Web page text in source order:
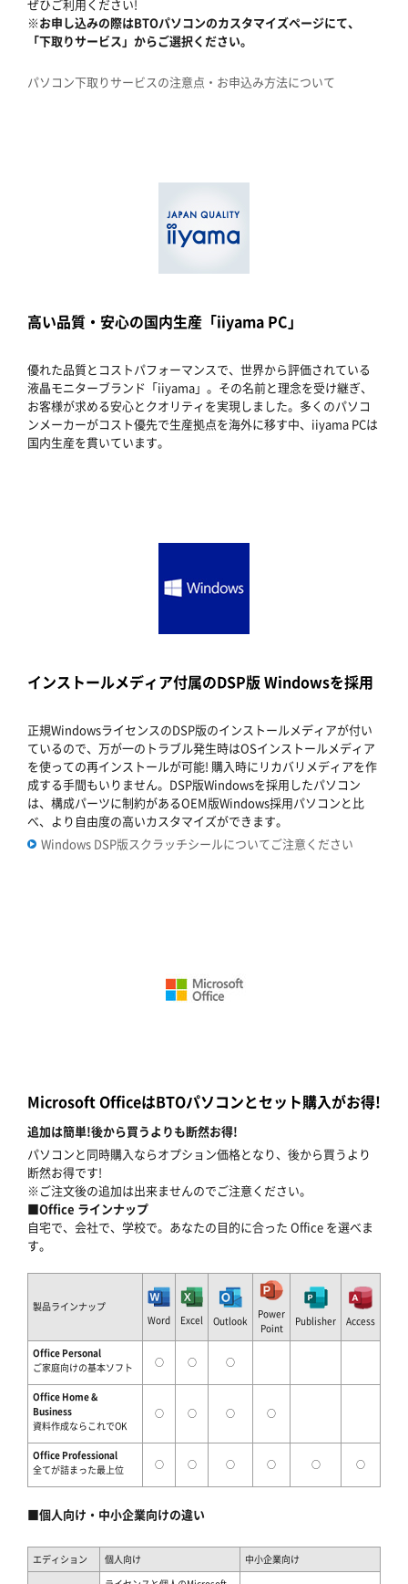
ぜひご利用ください!
※お申し込みの際はBTOパソコンのカスタマイズページにて、
「下取りサービス」からご選択ください。
パソコン下取りサービスの注意点・お申込み方法について
高い品質・安心の国内生産「iiyama PC」
優れた品質とコストパフォーマンスで、世界から評価されている
液晶モニターブランド「iiyama」。その名前と理念を受け継ぎ、
お客様が求める安心とクオリティを実現しました。多くのパソコ
ンメーカーがコスト優先で生産拠点を海外に移す中、iiyama PCは
国内生産を貫いています。
インストールメディア付属のDSP版 Windowsを採用
正規WindowsライセンスのDSP版のインストールメディアが付い
ているので、万が一のトラブル発生時はOSインストールメディア
を使っての再インストールが可能! 購入時にリカバリメディアを作
成する手間もいりません。DSP版Windowsを採用したパソコン
は、構成パーツに制約があるOEM版Windows採用パソコンと比
べ、より自由度の高いカスタマイズができます。
Windows DSP版スクラッチシールについてご注意ください
Microsoft OfficeはBTOパソコンとセット購入がお得!
追加は簡単!後から買うよりも断然お得!
パソコンと同時購入ならオプション価格となり、後から買うより
断然お得です!
※ご注文後の追加は出来ませんのでご注意ください。
■Office ラインナップ
自宅で、会社で、学校で。あなたの目的に合った Office を選べま
す。
製品ラインナップ
Word
Excel Outlook
Power
Point
Publisher Access
Office Personal
ご家庭向けの基本ソフト
○ ○ ○
Office Home &
Business
資料作成ならこれでOK
○ ○ ○ ○
Office Professional
全てが詰まった最上位
○ ○ ○ ○ ○ ○
■個人向け・中小企業向けの違い
エディション 個人向け
中小企業向け